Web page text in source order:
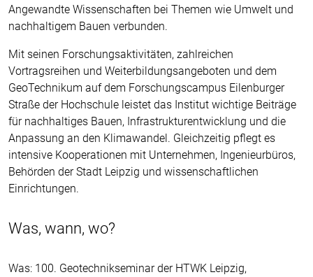
Angewandte Wissenschaften bei Themen wie Umwelt und
nachhaltigem Bauen verbunden.
Mit seinen Forschungsaktivitäten, zahlreichen
Vortragsreihen und Weiterbildungsangeboten und dem
GeoTechnikum auf dem Forschungscampus Eilenburger
Straße der Hochschule leistet das Institut wichtige Beiträge
für nachhaltiges Bauen, Infrastrukturentwicklung und die
Anpassung an den Klimawandel. Gleichzeitig pflegt es
intensive Kooperationen mit Unternehmen, Ingenieurbüros,
Behörden der Stadt Leipzig und wissenschaftlichen
Einrichtungen.
Was, wann, wo?
Was: 100. Geotechnikseminar der HTWK Leipzig,